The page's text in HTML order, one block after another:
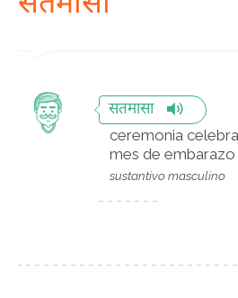
सतमासा
ceremonia
mes de embarazo
sustantivo masculino